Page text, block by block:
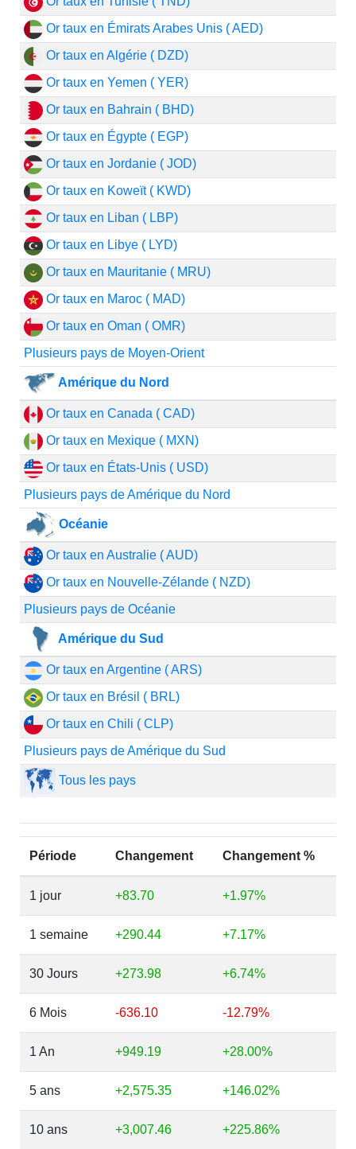
Or taux en Émirats Arabes Unis ( AED)
Or taux en Algérie ( DZD)
Or taux en Yemen ( YER)
Or taux en Bahrain ( BHD)
Or taux en Égypte ( EGP)
Or taux en Jordanie ( JOD)
Or taux en Koweït ( KWD)
Or taux en Liban ( LBP)
Or taux en Libye ( LYD)
Or taux en Mauritanie ( MRU)
Or taux en Maroc ( MAD)
Or taux en Oman ( OMR)
Plusieurs pays de Moyen-Orient
Amérique du Nord
Or taux en Canada ( CAD)
Or taux en Mexique ( MXN)
Or taux en États-Unis ( USD)
Plusieurs pays de Amérique du Nord
Océanie
Or taux en Australie ( AUD)
Or taux en Nouvelle-Zélande ( NZD)
Plusieurs pays de Océanie
Amérique du Sud
Or taux en Argentine ( ARS)
Or taux en Brésil ( BRL)
Or taux en Chili ( CLP)
Plusieurs pays de Amérique du Sud
Tous les pays
Période Changement Changement %
1 jour +83.70 +1.97%
1 semaine +290.44 +7.17%
30 Jours +273.98 +6.74%
6 Mois -636.10 -12.79%
1 An +949.19 +28.00%
5 ans +2,575.35 +146.02%
10 ans +3,007.46 +225.86%